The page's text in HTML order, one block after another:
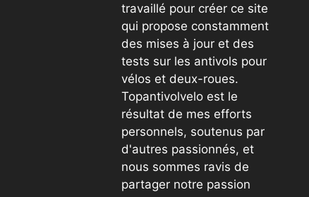
travaillé pour créer ce site
qui propose constamment
des mises à jour et des
tests sur les antivols pour
vélos et deux-roues.
Topantivolvelo est le
résultat de mes efforts
personnels, soutenus par
d'autres passionnés, et
nous sommes ravis de
partager notre passion